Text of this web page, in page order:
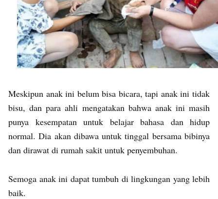
Meskipun anak ini belum bisa bicara, tapi anak ini tidak
bisu, dan para ahli mengatakan bahwa anak ini masih
punya kesempatan untuk belajar bahasa dan hidup
normal. Dia akan dibawa untuk tinggal bersama bibinya
dan dirawat di rumah sakit untuk penyembuhan.
Semoga anak ini dapat tumbuh di lingkungan yang lebih
baik.